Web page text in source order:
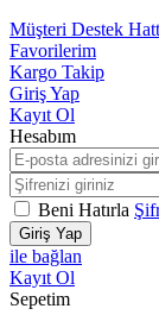
Müşteri Destek
Favorilerim
Kargo Takip
Giriş Yap
Kayıt Ol
Hesabım
Beni Hatırla
Giriş Yap
ile bağlan
Kayıt Ol
Sepetim